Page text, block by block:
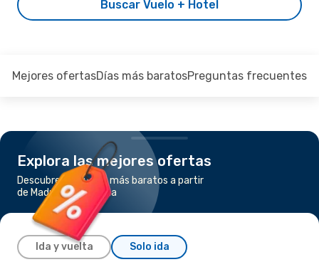
Buscar Vuelo + Hotel
Mejores ofertasDías más baratosPreguntas frecuentes
Explora las mejores ofertas
Descubre los vuelos más baratos a partir
de Madrid a Barcelona
Ida y vuelta Solo ida